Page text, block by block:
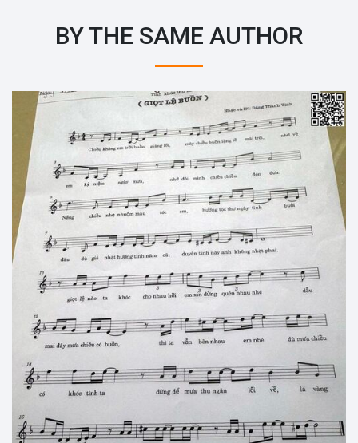
BY THE SAME AUTHOR